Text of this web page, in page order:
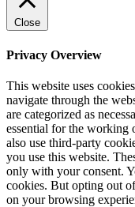
Close
Privacy Overview
This website uses
navigate through the
are categorized as
essential for the working
also use third-party
you use this website.
only with your consent.
cookies. But opting out
on your browsing